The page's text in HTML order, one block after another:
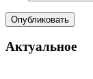
Актуальное